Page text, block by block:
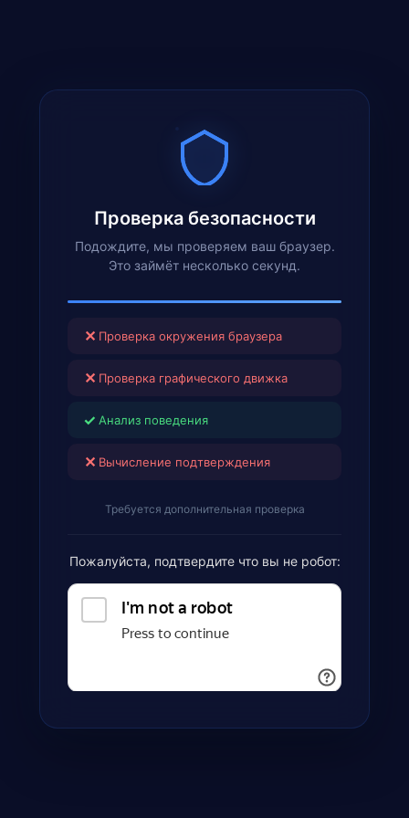
Проверка безопасности
Подождите, мы проверяем ваш браузер.
Это займёт несколько секунд.
✕ Проверка окружения браузера
✕ Проверка графического движка
✓ Анализ поведения
✕ Вычисление подтверждения
Требуется дополнительная проверка
Пожалуйста, подтвердите что вы не робот: